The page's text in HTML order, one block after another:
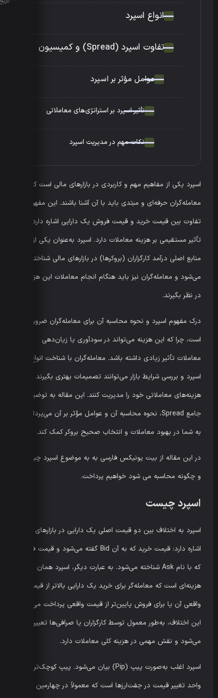
انواع اسپرد
تفاوت اسپرد (Spread) و کمیسیون
عوامل مؤثر بر اسپرد
تأثیر اسپرد بر استراتژی‌های معاملاتی
نکات مهم در مدیریت اسپرد
اسپرد یکی از مفاهیم مهم و کاربردی در بازارهای مالی است که
معامله‌گران حرفه‌ای و مبتدی باید با آن آشنا باشند. این مفهوم به
تفاوت بین قیمت خرید و قیمت فروش یک دارایی اشاره دارد و
تأثیر مستقیمی بر هزینه معاملات دارد. اسپرد به‌عنوان یکی از
منابع اصلی درآمد کارگزاران (بروکرها) در بازارهای مالی شناخته
می‌شود و معامله‌گران نیز باید هنگام انجام معاملات این هزینه را
در نظر بگیرند.
درک مفهوم اسپرد و نحوه محاسبه آن برای معامله‌گران ضروری
است، چرا که این هزینه می‌تواند در سودآوری یا زیان‌دهی
معاملات تأثیر زیادی داشته باشد. معامله‌گران با شناخت انواع
اسپرد و بررسی شرایط بازار می‌توانند تصمیمات بهتری بگیرند و
هزینه‌های معاملاتی خود را مدیریت کنند. این مقاله به توضیح
جامع Spread، نحوه محاسبه آن و عوامل مؤثر بر آن می‌پردازد تا
به شما در بهبود معاملات و انتخاب صحیح بروکر کمک کند.
در این مقاله از بیت یونیکس فارسی به به موضوع اسپرد چیست
و چگونه محاسبه می شود خواهیم پرداخت.
اسپرد چیست
اسپرد به اختلاف بین دو قیمت اصلی یک دارایی در بازارهای مالی
اشاره دارد: قیمت خرید که به آن Bid گفته می‌شود و قیمت فروش
که با نام Ask شناخته می‌شود. به عبارت دیگر، اسپرد همان
هزینه‌ای است که معامله‌گر برای خرید یک دارایی بالاتر از قیمت
واقعی آن یا برای فروش پایین‌تر از قیمت واقعی پرداخت می‌کند.
این اختلاف، به‌طور معمول توسط کارگزاران یا صرافی‌ها تعیین
می‌شود و نقش مهمی در هزینه کلی معاملات دارد.
اسپرد اغلب به‌صورت پیپ (Pip) بیان می‌شود. پیپ کوچک‌ترین
واحد تغییر قیمت در جفت‌ارزها است که معمولاً در چهارمین رقم